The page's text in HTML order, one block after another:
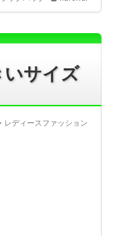
いサイズ
レディースファッション